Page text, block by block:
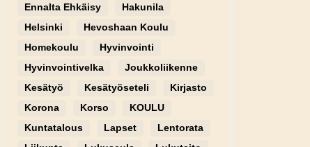
Ennalta Ehkäisy
Hakunila
Helsinki
Hevoshaan Koulu
Homekoulu
Hyvinvointi
Hyvinvointivelka
Joukkoliikenne
Kesätyö
Kesätyöseteli
Kirjasto
Korona
Korso
KOULU
Kuntatalous
Lapset
Lentorata